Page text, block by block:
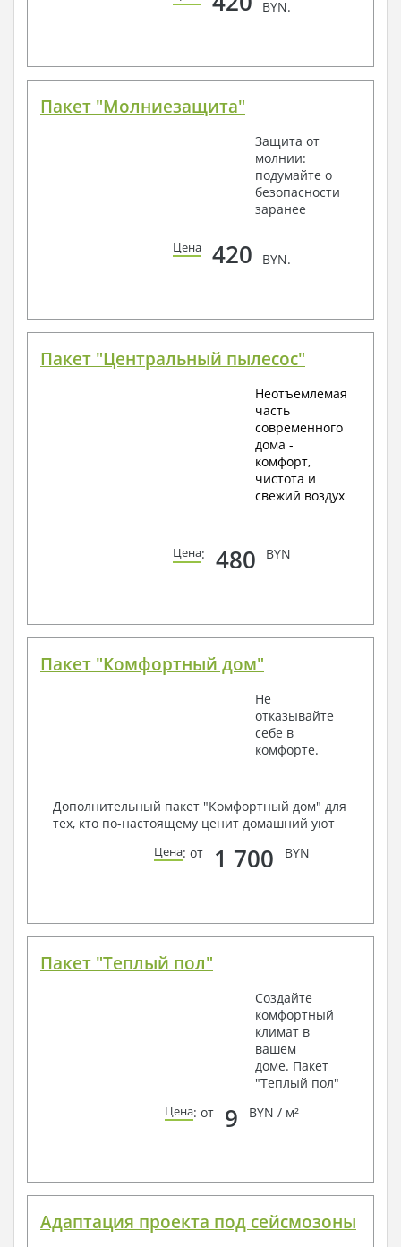
BYN.
Пакет "Молниезащита"
Защита от
молнии:
подумайте о
безопасности
заранее
Цена 420 BYN.
Пакет "Центральный пылесос"
Неотъемлемая
часть
современного
дома -
комфорт,
чистота и
свежий воздух
Цена: 480 BYN
Пакет "Комфортный дом"
Не
отказывайте
себе в
комфорте.
Дополнительный пакет "Комфортный дом" для
тех, кто по-настоящему ценит домашний уют
Цена: от 1 700 BYN
Пакет "Теплый пол"
Создайте
комфортный
климат в
вашем
доме. Пакет
"Теплый пол"
Цена: от 9 BYN / м²
Адаптация проекта под сейсмозоны